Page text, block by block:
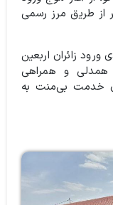
به بیش از ۸ هزار نفر از طریق مرز رسمی
ورود زائران اربعین
همدلی و همراهی
خدمت بی‌منت به